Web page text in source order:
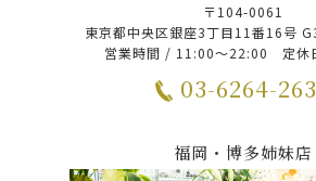
〒104-0061
東京都中央区銀座3丁目11番16号
営業時間 / 11:00～22:00 定休
03-6264-
福岡・博多姉妹店